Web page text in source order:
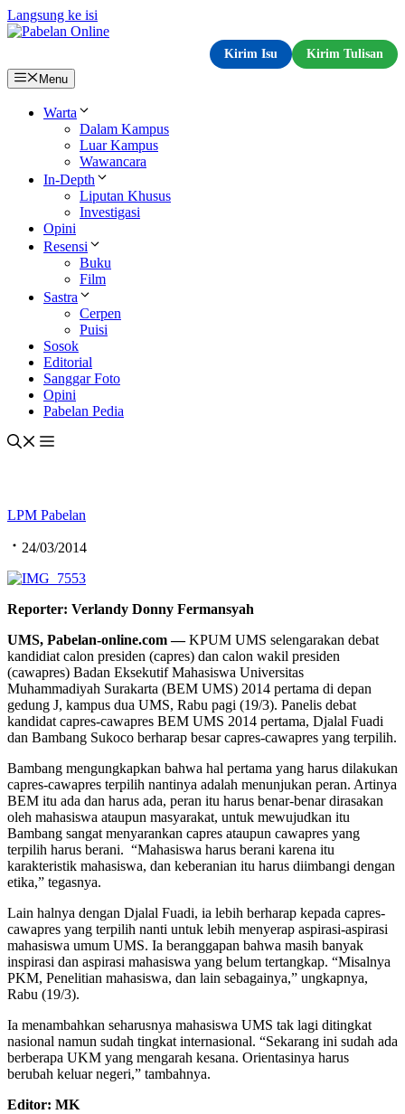
Langsung ke isi
Kirim Isu
Kirim Tulisan
Menu
Warta
Dalam Kampus
Luar Kampus
Wawancara
In-Depth
Liputan Khusus
Investigasi
Opini
Resensi
Buku
Film
Sastra
Cerpen
Puisi
Sosok
Editorial
Sanggar Foto
Opini
Pabelan Pedia
LPM Pabelan
24/03/2014
Reporter: Verlandy Donny Fermansyah
UMS, Pabelan-online.com —KPUM UMS selengarakan debat
kandidiat calon presiden (capres) dan calon wakil presiden
(cawapres) Badan Eksekutif Mahasiswa Universitas
Muhammadiyah Surakarta (BEM UMS) 2014 pertama di depan
gedung J, kampus dua UMS, Rabu pagi (19/3). Panelis debat
kandidat capres-cawapres BEM UMS 2014 pertama, Djalal Fuadi
dan Bambang Sukoco berharap besar capres-cawapres yang terpilih.
Bambang mengungkapkan bahwa hal pertama yang harus dilakukan
capres-cawapres terpilih nantinya adalah menunjukan peran. Artinya
BEM itu ada dan harus ada, peran itu harus benar-benar dirasakan
oleh mahasiswa ataupun masyarakat, untuk mewujudkan itu
Bambang sangat menyarankan capres ataupun cawapres yang
terpilih harus berani. “Mahasiswa harus berani karena itu
karakteristik mahasiswa, dan keberanian itu harus diimbangi dengan
etika,” tegasnya.
Lain halnya dengan Djalal Fuadi, ia lebih berharap kepada capres-
cawapres yang terpilih nanti untuk lebih menyerap aspirasi-aspirasi
mahasiswa umum UMS. Ia beranggapan bahwa masih banyak
inspirasi dan aspirasi mahasiswa yang belum tertangkap. “Misalnya
PKM, Penelitian mahasiswa, dan lain sebagainya,” ungkapnya,
Rabu (19/3).
Ia menambahkan seharusnya mahasiswa UMS tak lagi ditingkat
nasional namun sudah tingkat internasional. “Sekarang ini sudah ada
berberapa UKM yang mengarah kesana. Orientasinya harus
berubah keluar negeri,” tambahnya.
Editor: MK